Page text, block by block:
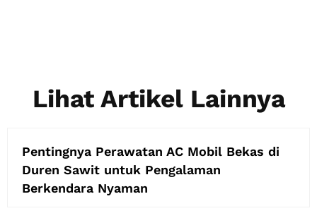
Lihat Artikel Lainnya
Pentingnya Perawatan AC Mobil Bekas di
Duren Sawit untuk Pengalaman
Berkendara Nyaman